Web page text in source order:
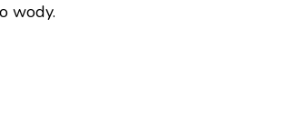
wody.